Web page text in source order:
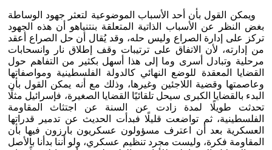
ويمكن القول بأن أحد الأسباب الموضوعية لتعثر جهود الوساطة
بغض النظر عن الأسباب الذاتية المتعلقة بنتنياهو أن هذه الجهود
تركز على إدارة الصراع وليس حله، وقد يُقال أن حل الصراع أعقد
من إدارته، لأن الاتفاق على ترتيبات وقف إطلاق نار وانسحابات
مرحلية وتبادل أسرى وما إلى هذا أسهل بكثير من التفاهم حول
القضايا المعقدة للوضع النهائي كالدولة الفلسطينية ومواصفاتها
وعاصمتها وقضية اللاجئين وغيرها، وذلك مع أنه يمكن القول بأن
البدء بالقضايا الكبرى سيحل تلقائيًا القضايا الصغيرة، فإسرائيل مثلًا
تحدثت طويلًا لمدة زادت عن السنة عن اجتثاث المقاومة
الفلسطينية، ثم تواضعت قليلًا فبدأت الحديث عن تدمير قدراتها
العسكرية بعد أن اعترف مسؤولون عسكريون بارزون فيها بأن
المقاومة فكرة، وليست مجرد تنظيم عسكري، ولو أننا بدأنا بالأصل